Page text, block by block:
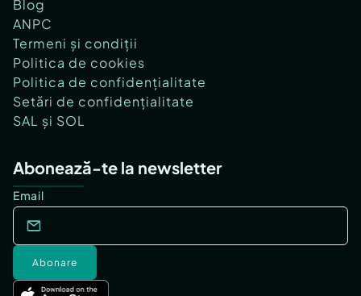
Blog
ANPC
Termeni și condiții
Politica de cookies
Politica de confidențialitate
Setări de confidențialitate
SAL și SOL
Abonează-te la newsletter
Email
Abonare